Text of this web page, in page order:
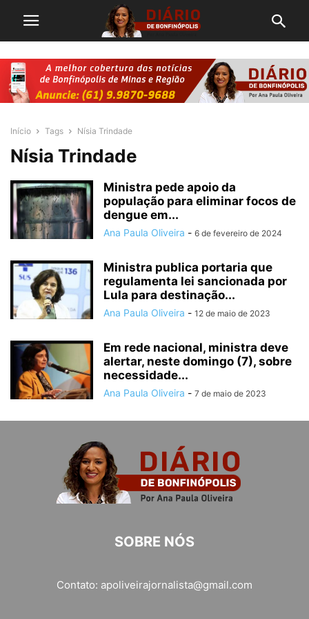
Início Tags Nísia Trindade
Nísia Trindade
Ministra pede apoio da
população para eliminar focos de
dengue em...
Ana Paula Oliveira - 6 de fevereiro de 2024
Ministra publica portaria que
regulamenta lei sancionada por
Lula para destinação...
Ana Paula Oliveira - 12 de maio de 2023
Em rede nacional, ministra deve
alertar, neste domingo (7), sobre
necessidade...
Ana Paula Oliveira - 7 de maio de 2023
SOBRE NÓS
Contato: apoliveirajornalista@gmail.com